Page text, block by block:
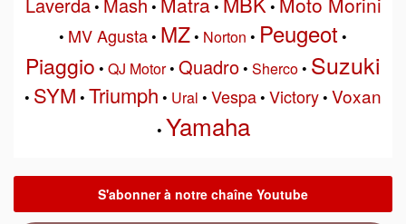
• • • •
• MV Agusta• MZ• Norton • Peugeot •
Piaggio • QJ Motor• Quadro• Sherco• Suzuki
• SYM • Triumph • Ural • Vespa• Victory• Voxan
• Yamaha